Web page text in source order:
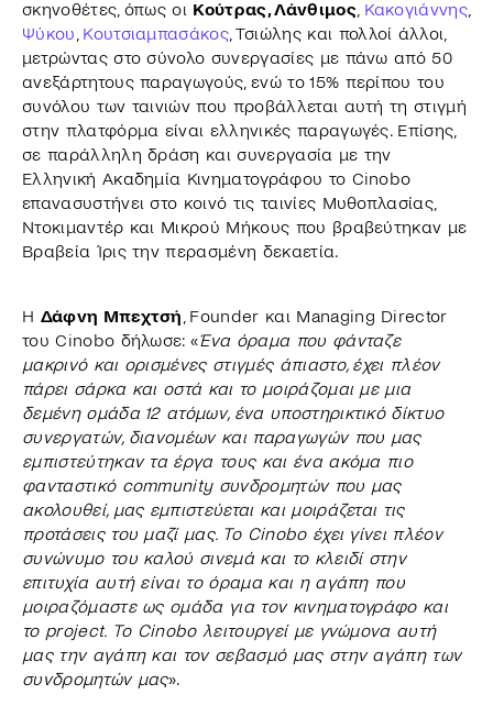
σκηνοθέτες, όπως οι Κούτρας, Λάνθιμος Κακογιάννης
Ψύκου Κουτσιαμπασάκος , Τσιώλης και πολλοί άλλοι,
μετρώντας στο σύνολο συνεργασίες με πάνω από 50
ανεξάρτητους παραγωγούς, ενώ το 15% περίπου του
συνόλου των ταινιών που προβάλλεται αυτή τη στιγμή
στην πλατφόρμα είναι ελληνικές παραγωγές. Επίσης,
σε παράλληλη δράση και συνεργασία με την
Ελληνική Ακαδημία Κινηματογράφου το Cinobo
επανασυστήνει στο κοινό τις ταινίες Μυθοπλασίας,
Ντοκιμαντέρ και Μικρού Μήκους που βραβεύτηκαν με
Βραβεία Ίρις την περασμένη δεκαετία.
Η Δάφνη Μπεχτσή , Founder και Managing Director
του Cinobo δήλωσε: «Ένα όραμα που φάνταζε
μακρινό και ορισμένες στιγμές άπιαστο, έχει πλέον
πάρει σάρκα και οστά και το μοιράζομαι με μια
δεμένη ομάδα 12 ατόμων, ένα υποστηρικτικό δίκτυο
συνεργατών, διανομέων και παραγωγών που μας
εμπιστεύτηκαν τα έργα τους και ένα ακόμα πιο
φανταστικό community συνδρομητών που μας
ακολουθεί, μας εμπιστεύεται και μοιράζεται τις
προτάσεις του μαζί μας. Το Cinobo έχει γίνει πλέον
συνώνυμο του καλού σινεμά και το κλειδί στην
επιτυχία αυτή είναι το όραμα και η αγάπη που
μοιραζόμαστε ως ομάδα για τον κινηματογράφο και
το project. Το Cinobo λειτουργεί με γνώμονα αυτή
μας την αγάπη και τον σεβασμό μας στην αγάπη των
συνδρομητών μας».